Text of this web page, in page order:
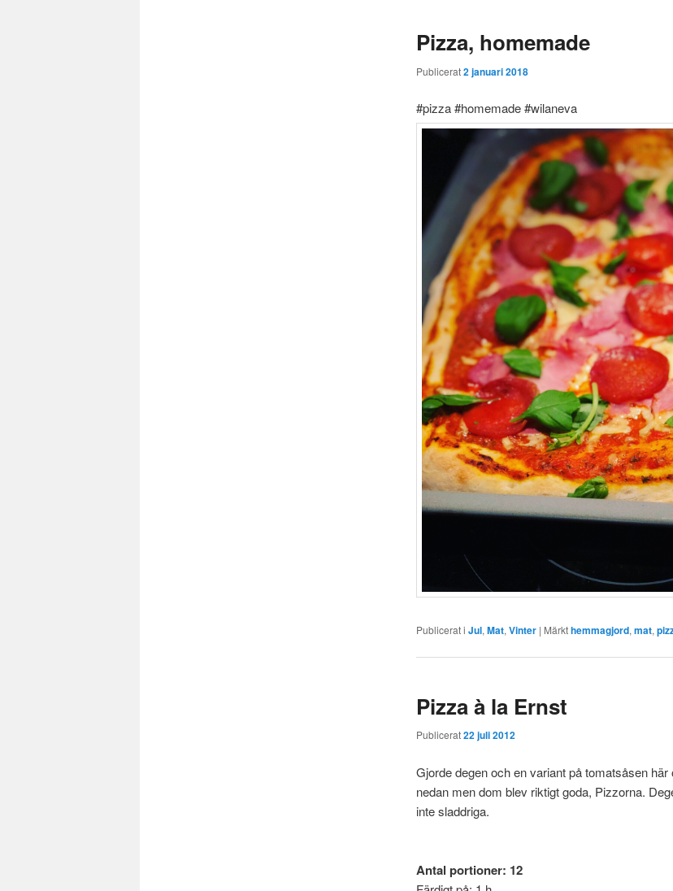
Pizza, homemade
Publicerat2 januari 2018
#pizza #homemade #wilaneva
Publicerat i Jul, Mat, Vinter | Märkthemmagjord, mat,
Pizza à la Ernst
Publicerat22 juli 2012
Gjorde degen och en variant på tomatsåsen här
nedan men dom blev riktigt goda, Pizzorna.
inte sladdriga.
Antal portioner: 12